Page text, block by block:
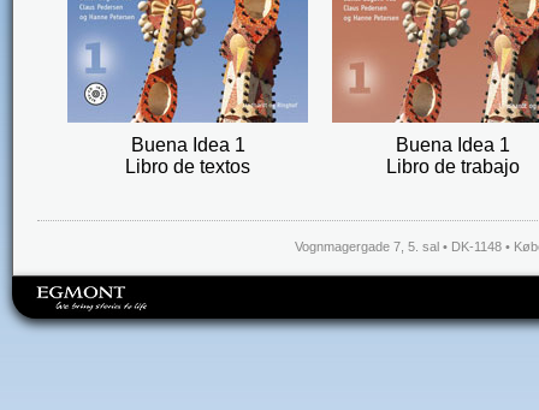
Buena Idea 1
Libro de textos
Buena Idea 1
Libro de trabajo
Vognmagergade 7, 5. sal • DK-1148 •